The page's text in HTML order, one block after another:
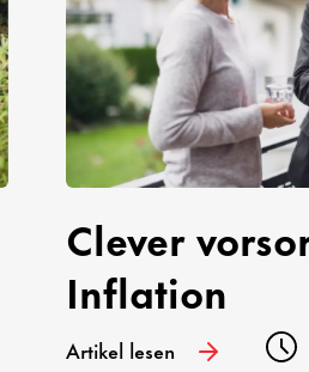
Clever
Inflation
Artikel lesen